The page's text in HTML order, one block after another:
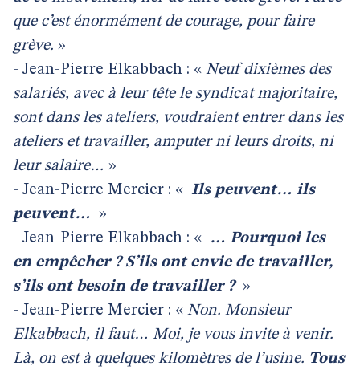
que c’est énormément de courage, pour faire
grève. »
- Jean-Pierre Elkabbach : « Neuf dixièmes des
salariés, avec à leur tête le syndicat majoritaire,
sont dans les ateliers, voudraient entrer dans les
ateliers et travailler, amputer ni leurs droits, ni
leur salaire… »
- Jean-Pierre Mercier : « Ils peuvent… ils
peuvent… »
- Jean-Pierre Elkabbach : « … Pourquoi les
en empêcher ? S’ils ont envie de travailler,
s’ils ont besoin de travailler ? »
- Jean-Pierre Mercier : « Non. Monsieur
Elkabbach, il faut… Moi, je vous invite à venir.
Là, on est à quelques kilomètres de l’usine. Tous